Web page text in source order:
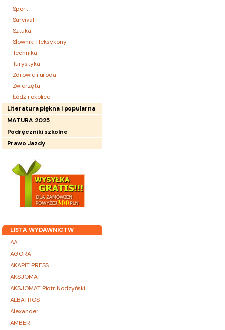
Sport
Survival
Sztuka
Słowniki i leksykony
Technika
Turystyka
Zdrowie i uroda
Zwierzęta
Łódź i okolice
Literatura piękna i popularna
MATURA 2025
Podręczniki szkolne
Prawo Jazdy
LISTA WYDAWNICTW
AA
AGORA
AKAPIT PRESS
AKSJOMAT
AKSJOMAT Piotr Nodzyński
ALBATROS
Alexander
AMBER